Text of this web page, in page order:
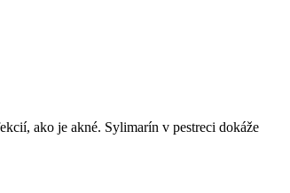
ako je akné. Sylimarín v pestreci dokáže